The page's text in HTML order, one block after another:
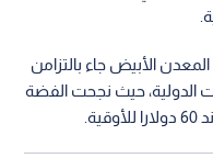
الأبيض جاء بالتزامن
الدولية، حيث نجحت الفضة